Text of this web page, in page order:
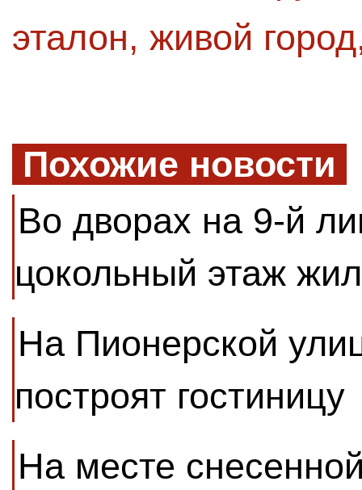
эталон, живой город
Похожие новости
Во дворах на 9-й
цокольный этаж
На Пионерской
построят гостиницу
На месте